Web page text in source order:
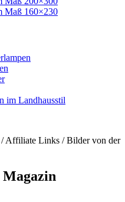
Maß 160×230
im Landhausstil
Affiliate Links / Bilder von der
Magazin